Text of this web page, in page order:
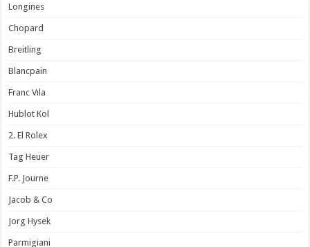
Longines
Chopard
Breitling
Blancpain
Franc Vıla
Hublot Kol
2. El Rolex
Tag Heuer
F.P. Journe
Jacob & Co
Jorg Hysek
Parmigiani